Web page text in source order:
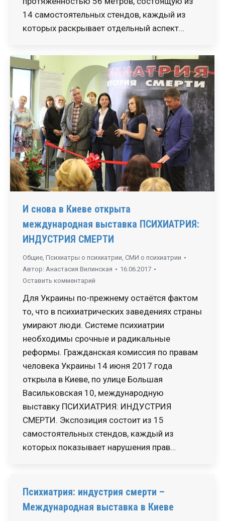
14 самостоятельных стендов, каждый из
которых раскрывает отдельный аспект…
И снова в Киеве открыта
международная выставка ПСИХИАТРИЯ:
ИНДУСТРИЯ СМЕРТИ
Общие, Психиатры о психиатрии, СМИ о психиатрии
Автор: Анастасия Вилинская
16.06.2017
Оставить комментарий
Для Украины по-прежнему остаётся фактом
то, что в психиатрических заведениях страны
умирают люди. Системе психиатрии
необходимы срочные и радикальные
реформы. Гражданская комиссия по правам
человека Украины 14 июня 2017 года
открыла в Киеве, по улице Большая
Васильковская 10, международную
выставку ПСИХИАТРИЯ: ИНДУСТРИЯ
СМЕРТИ. Экспозиция состоит из 15
самостоятельных стендов, каждый из
которых показывает нарушения прав…
Психиатрия: индустрия смерти –
Международная выставка в Киеве